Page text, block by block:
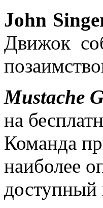
John
Движок
Mustache
на
Команда
наиболее
доступный